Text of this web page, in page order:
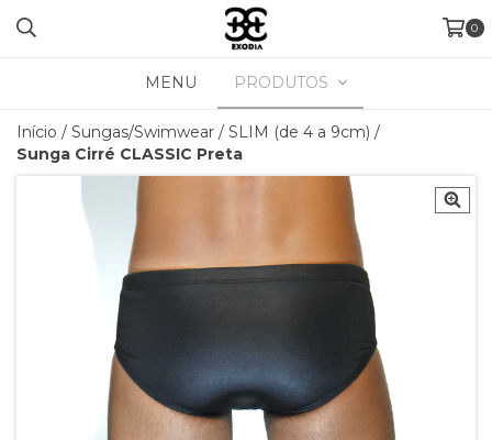
0
MENU PRODUTOS
Início / Sungas/Swimwear / SLIM (de 4 a 9cm) /
Sunga Cirré CLASSIC Preta